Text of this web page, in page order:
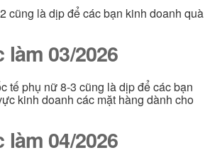
cũng là dịp để các bạn kinh doanh quà
03/2026
tế phụ nữ 8-3 cũng là dịp để các bạn
kinh doanh các mặt hàng dành cho
04/2026